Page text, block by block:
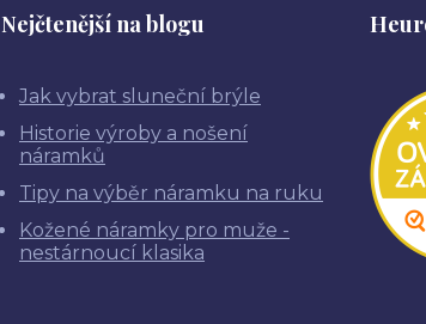
Nejčtenější na blogu
Jak vybrat sluneční brýle
Historie výroby a nošení
náramků
Tipy na výběr náramku na ruku
Kožené náramky pro muže -
nestárnoucí klasika